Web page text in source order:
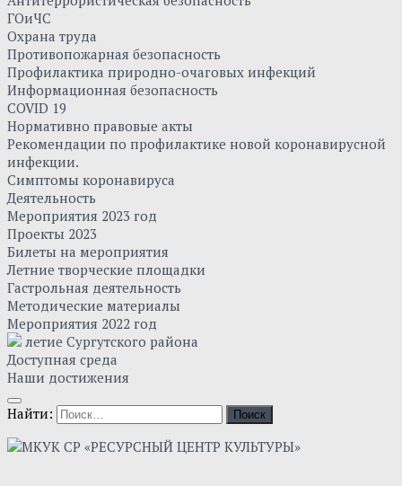
ГОиЧС
Охрана труда
Противопожарная безопасность
Профилактика природно-очаговых инфекций
Информационная безопасность
COVID 19
Нормативно правовые акты
Рекомендации по профилактике новой коронавирусной
инфекции.
Симптомы коронавируса
Деятельность
Мероприятия 2023 год
Проекты 2023
Билеты на мероприятия
Летние творческие площадки
Гастрольная деятельность
Методические материалы
Мероприятия 2022 год
летие Сургутского района
Доступная среда
Наши достижения
Найти: